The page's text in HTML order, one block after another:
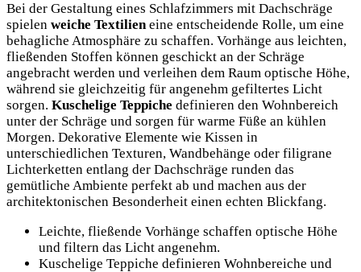
Bei der Gestaltung eines Schlafzimmers mit Dachschräge
spielen weiche Textilieneine entscheidende Rolle, um eine
behagliche Atmosphäre zu schaffen. Vorhänge aus leichten,
fließenden Stoffen können geschickt an der Schräge
angebracht werden und verleihen dem Raum optische Höhe,
während sie gleichzeitig für angenehm gefiltertes Licht
sorgen. Kuschelige Teppiche definieren den Wohnbereich
unter der Schräge und sorgen für warme Füße an kühlen
Morgen. Dekorative Elemente wie Kissen in
unterschiedlichen Texturen, Wandbehänge oder filigrane
Lichterketten entlang der Dachschräge runden das
gemütliche Ambiente perfekt ab und machen aus der
architektonischen Besonderheit einen echten Blickfang.
Leichte, fließende Vorhänge schaffen optische Höhe
und filtern das Licht angenehm.
Kuschelige Teppiche definieren Wohnbereiche und